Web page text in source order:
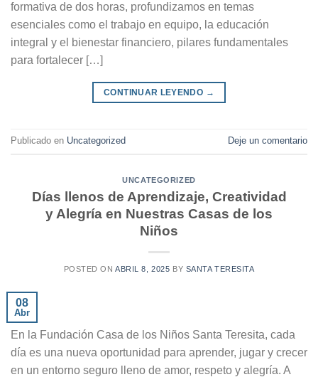
formativa de dos horas, profundizamos en temas
esenciales como el trabajo en equipo, la educación
integral y el bienestar financiero, pilares fundamentales
para fortalecer […]
CONTINUAR LEYENDO →
Publicado en Uncategorized Deje un comentario
UNCATEGORIZED
Días llenos de Aprendizaje, Creatividad
y Alegría en Nuestras Casas de los
Niños
POSTED ONABRIL 8, 2025 BY SANTA TERESITA
08
Abr
En la Fundación Casa de los Niños Santa Teresita, cada
día es una nueva oportunidad para aprender, jugar y crecer
en un entorno seguro lleno de amor, respeto y alegría. A